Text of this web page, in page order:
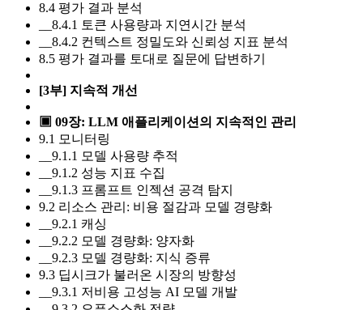
8.4 평가 결과 분석
__8.4.1 토큰 사용량과 지연시간 분석
__8.4.2 컨텍스트 정밀도와 신뢰성 지표 분석
8.5 평가 결과를 토대로 질문에 답변하기
[3부] 지속적 개선
▣ 09장: LLM 애플리케이션의 지속적인 관리
9.1 모니터링
__9.1.1 모델 사용량 추적
__9.1.2 성능 지표 수집
__9.1.3 프롬프트 인젝션 공격 탐지
9.2 리소스 관리: 비용 절감과 모델 경량화
__9.2.1 캐싱
__9.2.2 모델 경량화: 양자화
__9.2.3 모델 경량화: 지식 증류
9.3 딥시크가 불러온 시장의 방향성
__9.3.1 저비용 고성능 AI 모델 개발